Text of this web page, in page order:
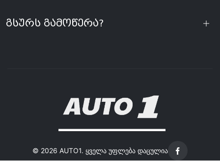
გსურს გამოწერა?
© 2026 AUTO1. ყველა უფლება დაცულია